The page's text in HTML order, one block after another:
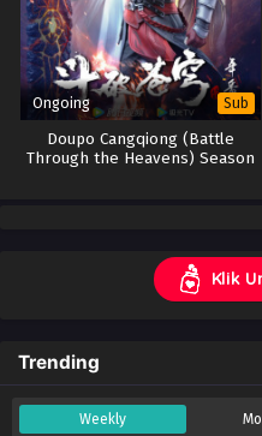
Ongoing Sub
Doupo Cangqiong (Battle
Through the Heavens) Season
Klik
Trending
Weekly